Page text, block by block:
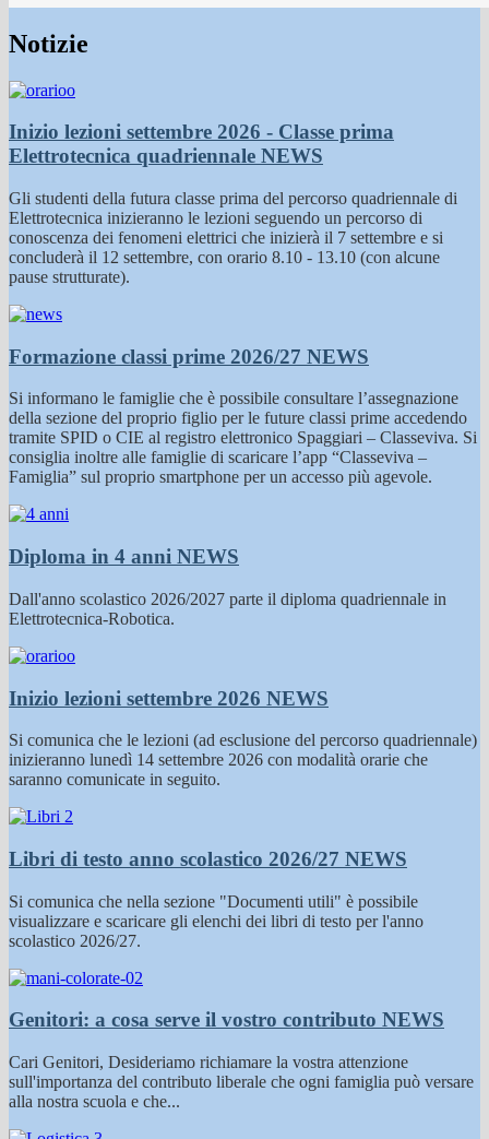
Notizie
Inizio lezioni settembre 2026 - Classe prima
Elettrotecnica quadriennale NEWS
Gli studenti della futura classe prima del percorso quadriennale di
Elettrotecnica inizieranno le lezioni seguendo un percorso di
conoscenza dei fenomeni elettrici che inizierà il 7 settembre e si
concluderà il 12 settembre, con orario 8.10 - 13.10 (con alcune
pause strutturate).
Formazione classi prime 2026/27 NEWS
Si informano le famiglie che è possibile consultare l’assegnazione
della sezione del proprio figlio per le future classi prime accedendo
tramite SPID o CIE al registro elettronico Spaggiari – Classeviva. Si
consiglia inoltre alle famiglie di scaricare l’app “Classeviva –
Famiglia” sul proprio smartphone per un accesso più agevole.
Diploma in 4 anni NEWS
Dall'anno scolastico 2026/2027 parte il diploma quadriennale in
Elettrotecnica-Robotica.
Inizio lezioni settembre 2026 NEWS
Si comunica che le lezioni (ad esclusione del percorso quadriennale)
inizieranno lunedì 14 settembre 2026 con modalità orarie che
saranno comunicate in seguito.
Libri di testo anno scolastico 2026/27 NEWS
Si comunica che nella sezione "Documenti utili" è possibile
visualizzare e scaricare gli elenchi dei libri di testo per l'anno
scolastico 2026/27.
Genitori: a cosa serve il vostro contributo NEWS
Cari Genitori, Desideriamo richiamare la vostra attenzione
sull'importanza del contributo liberale che ogni famiglia può versare
alla nostra scuola e che...